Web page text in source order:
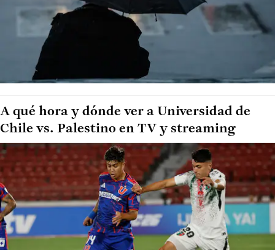
A qué hora y dónde ver a Universidad de
Chile vs. Palestino en TV y streaming